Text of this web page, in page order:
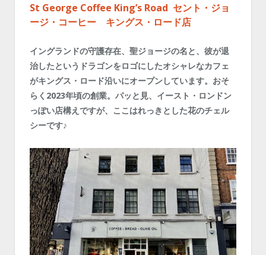
St George Coffee King’s Road セント・ジョ
ージ・コーヒー キングス・ロード店
イングランドの守護存在、聖ジョージの名と、彼が退
治したというドラゴンをロゴにしたオシャレなカフェ
がキングス・ロード沿いにオープンしています。おそ
らく2023年頃の創業。パッと見、イースト・ロンドン
っぽい店構えですが、ここはれっきとした花のチェル
シーです♪